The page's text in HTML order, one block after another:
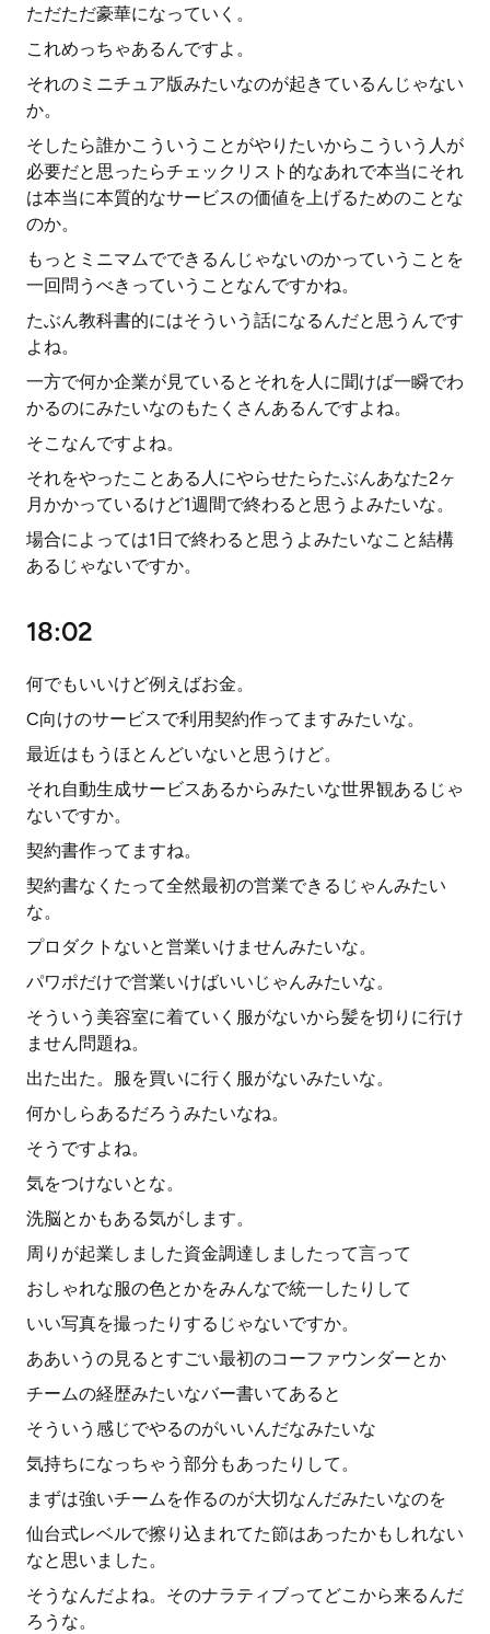
ただただ豪華になっていく。
これめっちゃあるんですよ。
それのミニチュア版みたいなのが起きているんじゃない
か。
そしたら誰かこういうことがやりたいからこういう人が
必要だと思ったらチェックリスト的なあれで本当にそれ
は本当に本質的なサービスの価値を上げるためのことな
のか。
もっとミニマムでできるんじゃないのかっていうことを
一回問うべきっていうことなんですかね。
たぶん教科書的にはそういう話になるんだと思うんです
よね。
一方で何か企業が見ているとそれを人に聞けば一瞬でわ
かるのにみたいなのもたくさんあるんですよね。
そこなんですよね。
それをやったことある人にやらせたらたぶんあなた2ヶ
月かかっているけど1週間で終わると思うよみたいな。
場合によっては1日で終わると思うよみたいなこと結構
あるじゃないですか。
18:02
何でもいいけど例えばお金。
C向けのサービスで利用契約作ってますみたいな。
最近はもうほとんどいないと思うけど。
それ自動生成サービスあるからみたいな世界観あるじゃ
ないですか。
契約書作ってますね。
契約書なくたって全然最初の営業できるじゃんみたい
な。
プロダクトないと営業いけませんみたいな。
パワポだけで営業いけばいいじゃんみたいな。
そういう美容室に着ていく服がないから髪を切りに行け
ません問題ね。
出た出た。服を買いに行く服がないみたいな。
何かしらあるだろうみたいなね。
そうですよね。
気をつけないとな。
洗脳とかもある気がします。
周りが起業しました資金調達しましたって言って
おしゃれな服の色とかをみんなで統一したりして
いい写真を撮ったりするじゃないですか。
ああいうの見るとすごい最初のコーファウンダーとか
チームの経歴みたいなバー書いてあると
そういう感じでやるのがいいんだなみたいな
気持ちになっちゃう部分もあったりして。
まずは強いチームを作るのが大切なんだみたいなのを
仙台式レベルで擦り込まれてた節はあったかもしれない
なと思いました。
そうなんだよね。そのナラティブってどこから来るんだ
ろうな。